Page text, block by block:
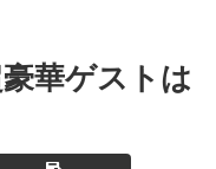
華ゲストは